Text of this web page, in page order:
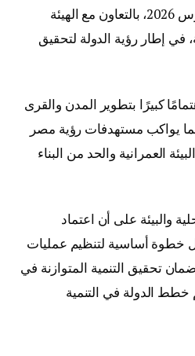
المحافظات خلال شهر مارس 2026، بالتعاون مع الهيئة
في إطار رؤية الدولة لتحقيق
كبيرًا بتطوير المدن والقرى
يواكب مستهدفات رؤية مصر
العمرانية والحد من البناء
والبيئة على أن اعتماد
خطوة أساسية لتنظيم عمليات
تحقيق التنمية المتوازنة في
الدولة في التنمية